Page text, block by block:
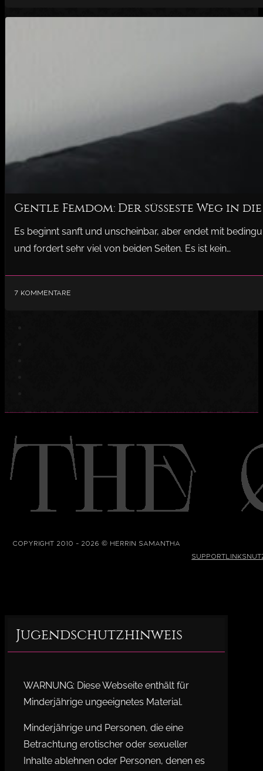
Gentle Femdom: Der süßeste Weg in
Es beginnt sanft und unscheinbar, aber endet mit
und fordert sehr viel von beiden Seiten. Es ist kein…
7 Kommentare
Copyright 2010 - 2026 ©Herrin Samantha
SupportLinks
Jugendschutzhinweis
WARNUNG: Diese Webseite enthält für
Minderjährige ungeeignetes Material.
Minderjährige und Personen, die eine
Betrachtung erotischer oder sexueller
Inhalte ablehnen oder Personen, denen es